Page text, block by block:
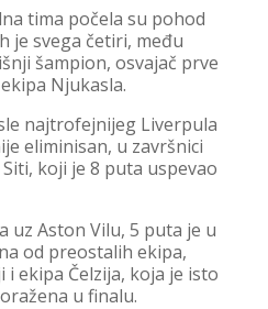
tima počela su pohod
je svega četiri, među
šampion, osvajač prve
Njukasla.
najtrofejnijeg Liverpula
eliminisan, u završnici
koji je 8 puta uspevao
uz Aston Vilu, 5 puta je u
od preostalih ekipa,
ekipa Čelzija, koja je isto
u finalu.